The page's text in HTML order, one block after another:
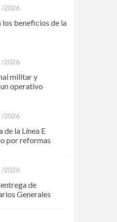
/2026
los beneficios de la
/2026
militar y
operativo
/2026
de la Línea E
por reformas
/2026
de
Generales